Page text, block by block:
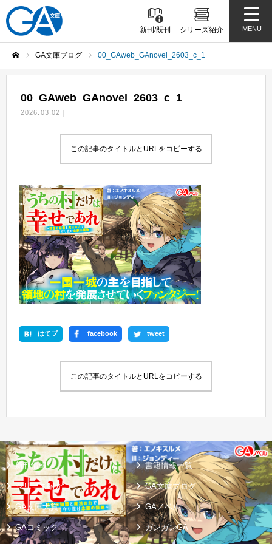
新刊/既刊 シリーズ紹介 MENU
GA文庫ブログ 00_GAweb_GAnovel_2603_c_1
00_GAweb_GAnovel_2603_c_1
2026.03.02
この記事のタイトルとURLをコピーする
はてブ facebook tweet
この記事のタイトルとURLをコピーする
新刊情報 書籍情報一覧
シリーズ紹介 GA文庫ブログ
GA文庫大賞 GAノベル
GAコミック ガンガンGA